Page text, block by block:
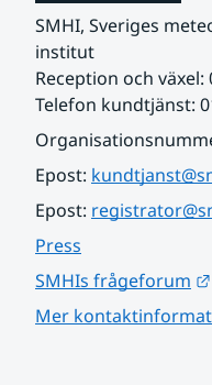
SMHI, Sveriges
institut
Reception och växel:
Telefon kundtjänst:
Epost:
Epost:
Press
SMHIs frågeforum
Mer